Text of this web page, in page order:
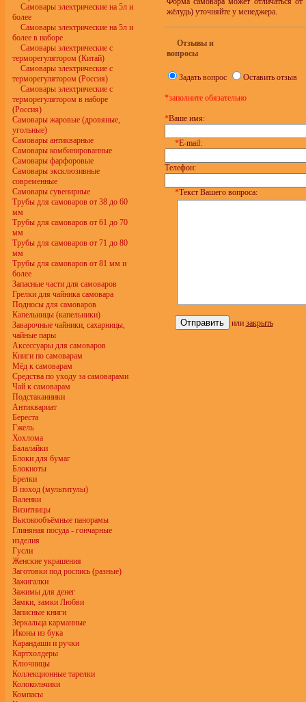
Самовары электрические на 5л и
более
Самовары электрические на 5л и
более в наборе
Самовары электрические с
терморегулятором (Китай)
Самовары электрические с
терморегулятором (Россия)
Самовары электрические с
терморегулятором в наборе
(Россия)
Самовары жаровые (дровяные,
угольные)
Самовары антикварные
Самовары комбинированные
Самовары фарфоровые
Самовары эксклюзивные
современные
Самовары сувенирные
Трубы для самоваров от 38 до 60
мм
Трубы для самоваров от 61 до 70
мм
Трубы для самоваров от 71 до 80
мм
Трубы для самоваров от 81 мм и
более
Запасные части для самоваров
Грелки для чайника самовара
Подносы для самоваров
Капельницы (капельники)
Заварочные чайники, сахарницы,
чайные пары
Аксессуары для самоваров
Книги по самоварам
Мёд к самоварам
Средства по уходу за самоварами
Чай к самоварам
Подстаканники
Антиквариат
Береста
Гжель
Хохлома
Балалайки
Блоки для бумаг
Блокноты
Брелки
В поход (мультитулы)
Валенки
Визитницы
Высокообъёмные панорамы
Глиняная посуда - гончарные
изделия
Гусли
Женские украшения
Заготовки под роспись (разные)
Зажигалки
Зажимы для денег
Замки, замки Любви
Записные книги
Зеркальца карманные
Иконы из бука
Карандаши и ручки
Картхолдеры
Ключницы
Коллекционные тарелки
Колокольчики
Компасы
жёлудь) уточняйте у менеджера.
Отзывы и
вопросы
Задать вопрос Оставить отзыв
*заполните обязательно
*Ваше имя:
*E-mail:
Телефон:
*Текст Вашего вопроса:
или закрыть